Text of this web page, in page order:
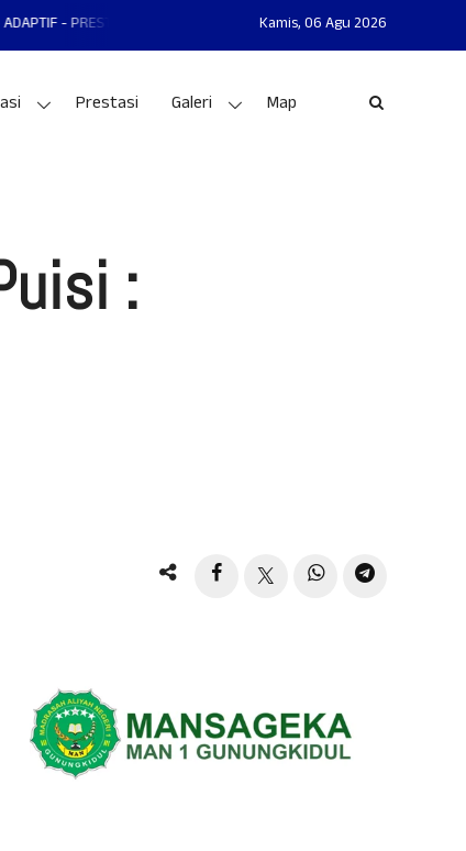
MAN 1 GUNUNGKIDUL MANTAP - MANDIRI - AKHLAKUL KARIMAH
Kamis,06 Agu 2026
Prestasi Galeri Map
: